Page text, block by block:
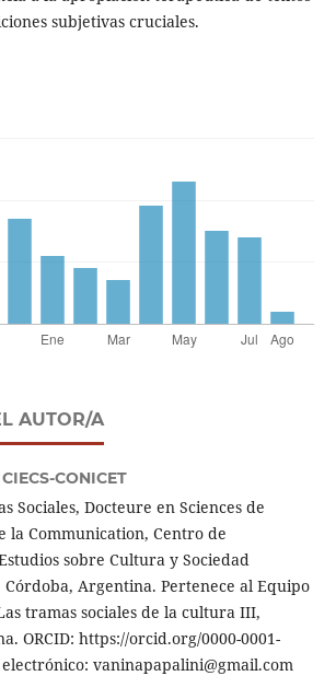
subjetivas cruciales.
AUTOR/A
CIECS-CONICET
Sociales, Docteure en Sciences de
la Communication, Centro de
sobre Cultura y Sociedad
Córdoba, Argentina. Pertenece al Equipo
tramas sociales de la cultura III,
ORCID: https://orcid.org/0000-0001-
vaninapapalini@gmail.com